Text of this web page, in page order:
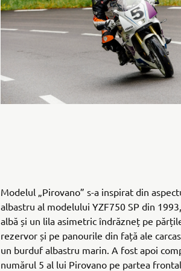
Modelul „Pirovano” s-a inspirat din
albastru al modelului YZF750 SP din
albă și un lila asimetric îndrăzneț pe
rezervor și pe panourile din față ale
un burduf albastru marin. A fost apoi
numărul 5 al lui Pirovano pe partea